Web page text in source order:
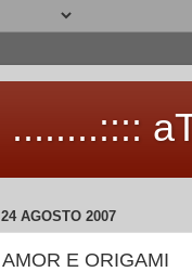
........::::
24 AGOSTO 2007
AMOR E ORIGAMI